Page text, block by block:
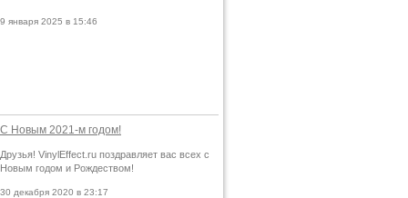
9 января 2025 в 15:46
С Новым 2021-м годом!
Друзья! VinylEffect.ru поздравляет вас всех с
Новым годом и Рождеством!
30 декабря 2020 в 23:17